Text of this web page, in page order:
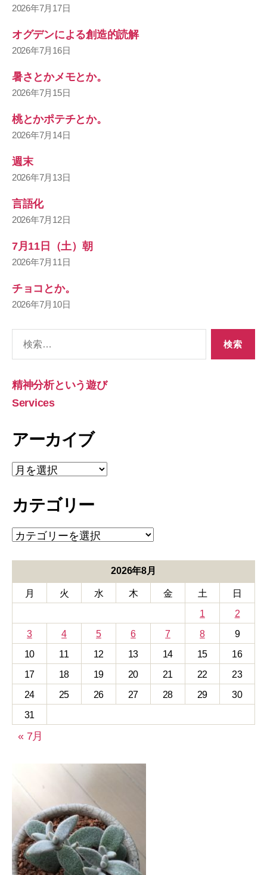
2026年7月17日
オグデンによる創造的読解
2026年7月16日
暑さとかメモとか。
2026年7月15日
桃とかポテチとか。
2026年7月14日
週末
2026年7月13日
言語化
2026年7月12日
7月11日（土）朝
2026年7月11日
チョコとか。
2026年7月10日
象:
精神分析という遊び
Services
アーカイブ
ア
ー
イ
カテゴリー
カ
テ
ー
2026年8月
月 火 水 木 金 土
日
1
2
3
4 5 6 7 8
9
10
11 12 13 14 15
16
17
18 19 20 21 22
23
24
25 26 27 28 29
30
31
« 7月